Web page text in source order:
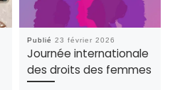
Publié23 février 2026
Journée internationale
des droits des femmes